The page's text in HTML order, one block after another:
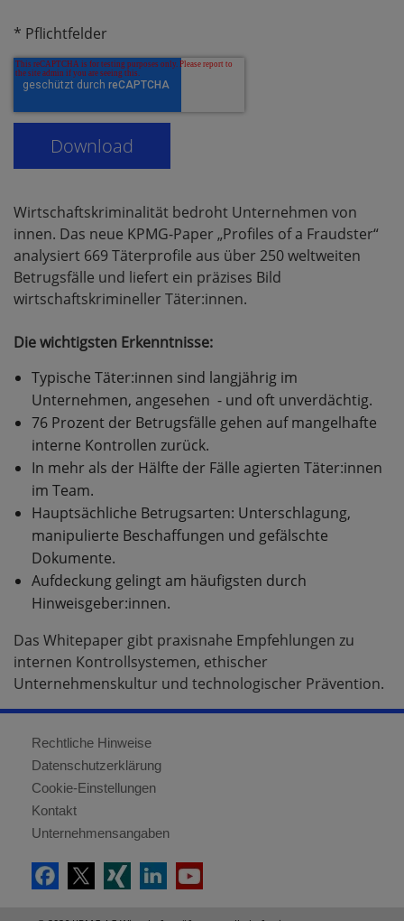
* Pflichtfelder
Wirtschaftskriminalität bedroht Unternehmen von
innen. Das neue KPMG-Paper „Profiles of a Fraudster“
analysiert 669 Täterprofile aus über 250 weltweiten
Betrugsfälle und liefert ein präzises Bild
wirtschaftskrimineller Täter:innen.
Die wichtigsten Erkenntnisse:
Typische Täter:innen sind langjährig im
Unternehmen, angesehen - und oft unverdächtig.
76 Prozent der Betrugsfälle gehen auf mangelhafte
interne Kontrollen zurück.
In mehr als der Hälfte der Fälle agierten Täter:innen
im Team.
Hauptsächliche Betrugsarten: Unterschlagung,
manipulierte Beschaffungen und gefälschte
Dokumente.
Aufdeckung gelingt am häufigsten durch
Hinweisgeber:innen.
Das Whitepaper gibt praxisnahe Empfehlungen zu
internen Kontrollsystemen, ethischer
Unternehmenskultur und technologischer Prävention.
Rechtliche Hinweise
Datenschutzerklärung
Cookie-Einstellungen
Kontakt
Unternehmensangaben